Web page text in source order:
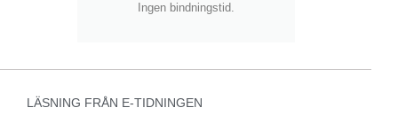
Ingen bindningstid.
LÄSNING FRÅN E-TIDNINGEN